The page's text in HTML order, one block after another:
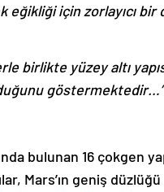
eğikliği için zorlayıcı bir
birlikte yüzey altı
göstermektedir…”
bulunan 16 çokgen
Mars’ın geniş